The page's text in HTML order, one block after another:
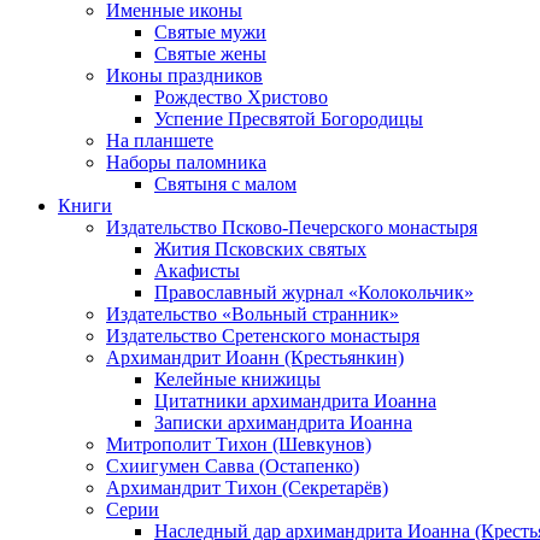
Именные иконы
Святые мужи
Святые жены
Иконы праздников
Рождество Христово
Успение Пресвятой Богородицы
На планшете
Наборы паломника
Святыня с малом
Книги
Издательство Псково-Печерского монастыря
Жития Псковских святых
Акафисты
Православный журнал «Колокольчик»
Издательство «Вольный странник»
Издательство Сретенского монастыря
Архимандрит Иоанн (Крестьянкин)
Келейные книжицы
Цитатники архимандрита Иоанна
Записки архимандрита Иоанна
Митрополит Тихон (Шевкунов)
Схиигумен Савва (Остапенко)
Архимандрит Тихон (Секретарёв)
Серии
Наследный дар архимандрита Иоанна